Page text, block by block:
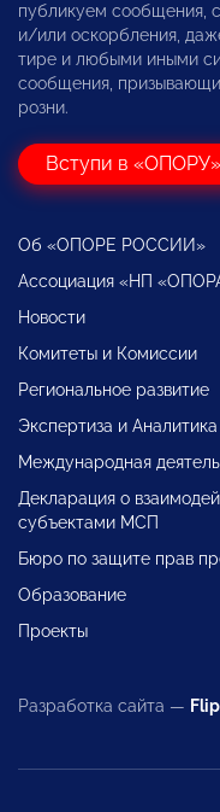
публикуем сообщения,
и/или оскорбления,
тире и любыми иными
сообщения,
розни.
Вступи в «ОПОРУ»
Об «ОПОРЕ РОССИИ»
Ассоциация «НП
Новости
Комитеты и Комиссии
Региональное развитие
Экспертиза и Аналитика
Международная
Декларация о
субъектами МСП
Бюро по защите прав
Образование
Проекты
Разработка сайта —